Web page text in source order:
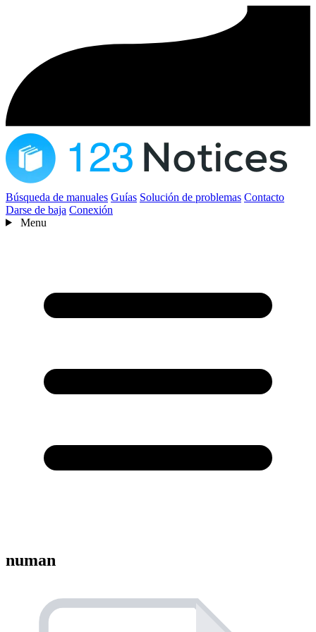
Búsqueda de manuales Guías Solución de problemas Contacto
Darse de baja Conexión
Menu
numan